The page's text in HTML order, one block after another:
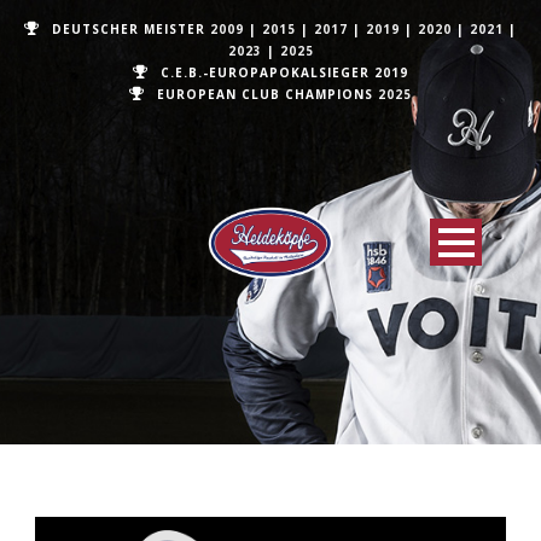
DEUTSCHER MEISTER 2009 | 2015 | 2017 | 2019 | 2020 | 2021 |
2023 | 2025
C.E.B.-EUROPAPOKALSIEGER 2019
EUROPEAN CLUB CHAMPIONS 2025